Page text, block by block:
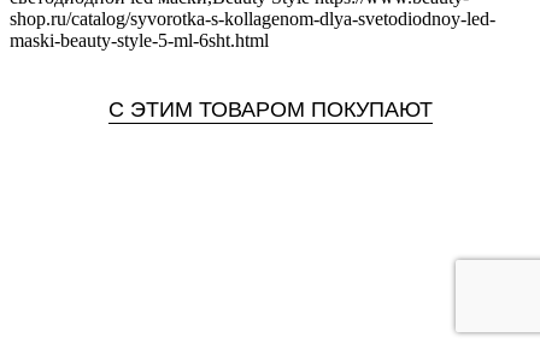
shop.ru/catalog/syvorotka-s-kollagenom-dlya-svetodiodnoy-led-
maski-beauty-style-5-ml-6sht.html
С ЭТИМ ТОВАРОМ ПОКУПАЮТ